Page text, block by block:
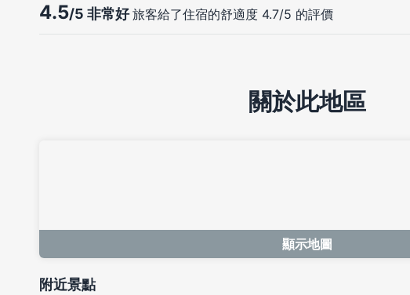
4.5/5 非常好旅客給了住宿的舒適度 4.7/5 的評價
關於此地區
顯示地圖
附近景點